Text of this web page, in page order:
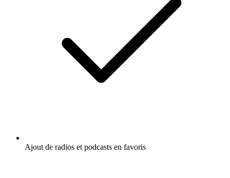
Ajout de radios et podcasts en favoris